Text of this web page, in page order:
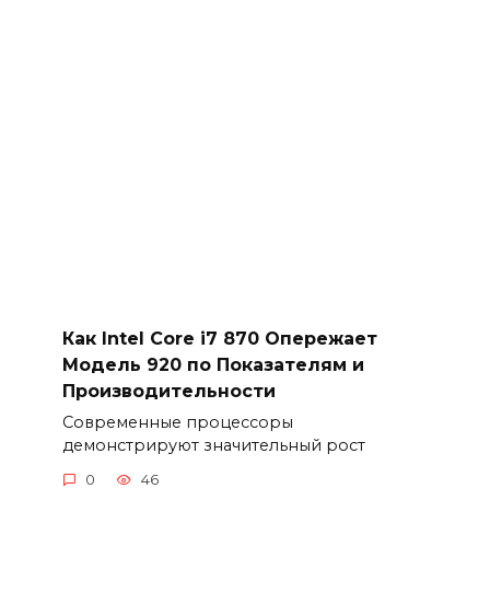
Как Intel Core i7 870 Опережает
Модель 920 по Показателям и
Производительности
Современные процессоры
демонстрируют значительный рост
0 46